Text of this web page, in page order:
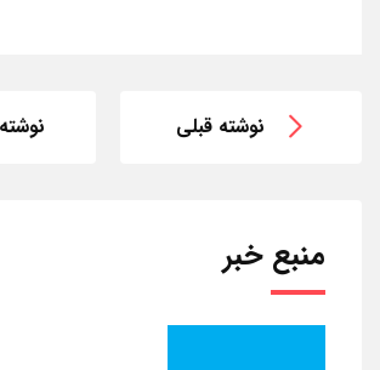
نوشته قبلی
منبع خبر